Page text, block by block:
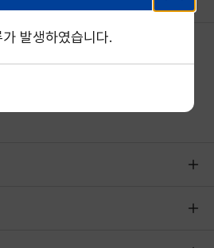
발생하였습니다.